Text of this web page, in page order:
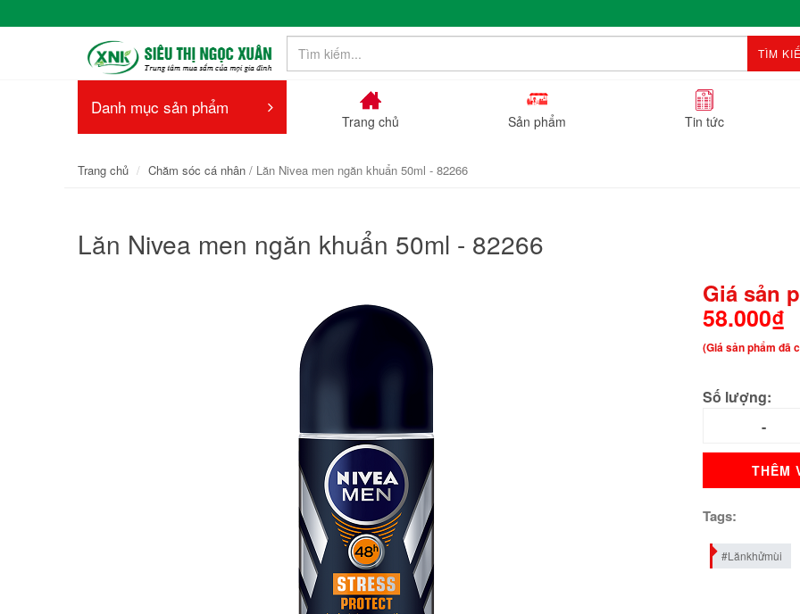
TÌM
Danh mục sản phẩm
Trang chủ Sản phẩm Tin tức
Trang chủ Chăm sóc cá nhân / Lăn Nivea men ngăn khuẩn 50ml - 82266
Lăn Nivea men ngăn khuẩn 50ml - 82266
Giá sản
58.000₫
(Giá sản phẩm đã
Số lượng:
THÊM
Tags:
#Lănkhửmùi